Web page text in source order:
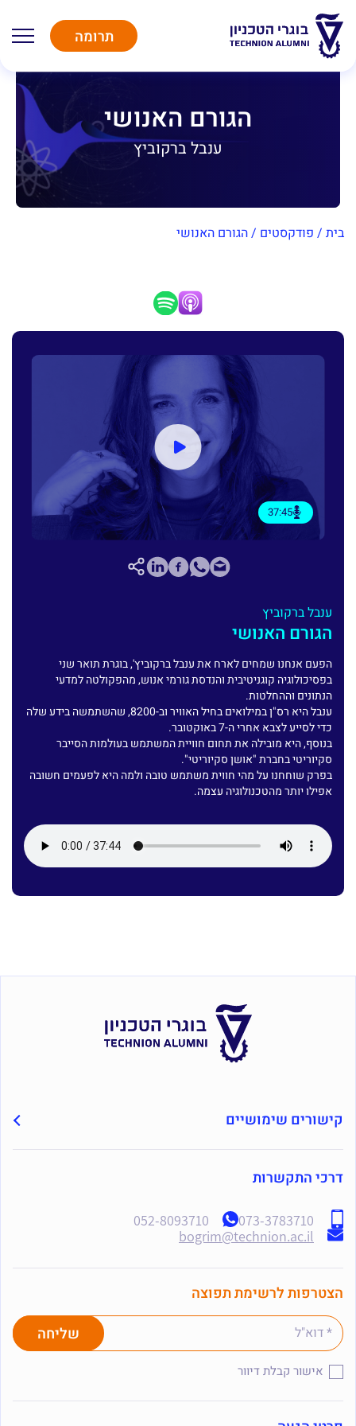
תרומה
הגורם האנושי
ענבל ברקוביץ
בית / פודקסטים /הגורם האנושי
37:45
ענבל ברקוביץ
הגורם האנושי
הפעם אנחנו שמחים לארח את ענבל ברקוביץ', בוגרת תואר שני
בפסיכולוגיה קוגניטיבית והנדסת גורמי אנוש, מהפקולטה למדעי
הנתונים וההחלטות.
ענבל היא רס"ן במילואים בחיל האוויר וב-8200, שהשתמשה בידע שלה
כדי לסייע לצבא אחרי ה-7 באוקטובר.
בנוסף, היא מובילה את תחום חוויית המשתמש בעולמות הסייבר
סקיוריטי בחברת "אושן סקיוריטי".
בפרק שוחחנו על מהי חווית משתמש טובה ולמה היא לפעמים חשובה
אפילו יותר מהטכנולוגיה עצמה.
קישורים שימושיים
דרכי התקשרות
073-3783710
052-8093710
bogrim@technion.ac.il
הצטרפות לרשימת תפוצה
אישור קבלת דיוור